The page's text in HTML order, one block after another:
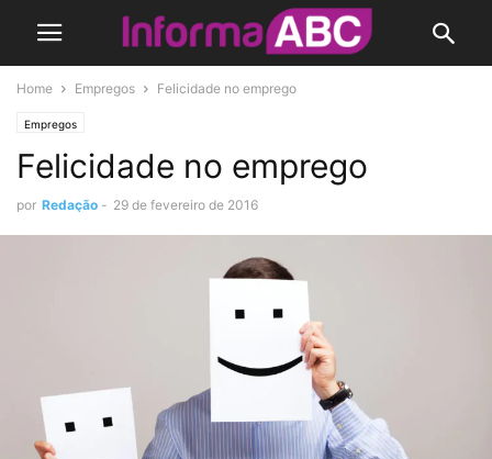
Home Empregos Felicidade no emprego
Empregos
Felicidade no emprego
por Redação - 29 de fevereiro de 2016